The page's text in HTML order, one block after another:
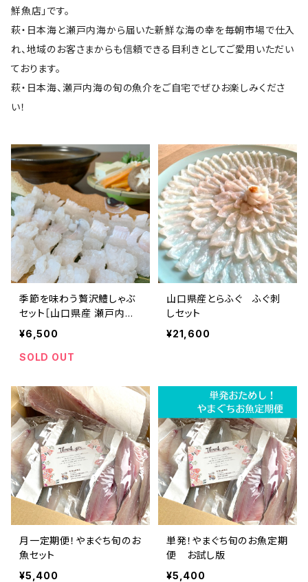
鮮魚店」です。
萩・日本海と瀬戸内海から届いた新鮮な海の幸を毎朝市場で仕入
れ、地域のお客さまからも信頼できる目利きとしてご愛用いただい
ております。
萩・日本海、瀬戸内海の旬の魚介をご自宅でぜひお楽しみくださ
い！
季節を味わう贅沢鱧しゃぶ
セット［山口県産 瀬戸内の
ハモ］
¥6,500
SOLD OUT
山口県産とらふぐ ふぐ刺
しセット
¥21,600
月一定期便！やまぐち旬のお
魚セット
¥5,400
単発！やまぐち旬のお魚定期
便 お試し版
¥5,400